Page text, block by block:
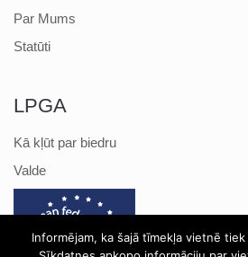
Par Mums
Statūti
LPGA
Kā kļūt par biedru
Valde
Informējam, ka šajā tīmekļa vietnē